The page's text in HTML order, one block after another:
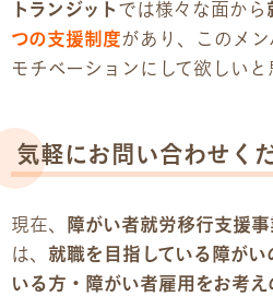
トランジット では様々な面から
つの支援制度があり、このメン
モチベーションにして欲しいと
気軽にお問い合わせく
現在、 障がい者就労移行支援
は、 就職を目指している障がい
いる方・障がい者雇用をお考